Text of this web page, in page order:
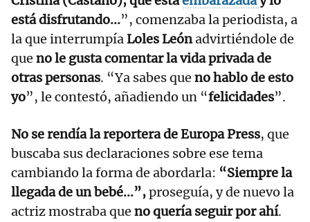
está disfrutando...”, comenzaba la periodista, a
la que interrumpíaLoles Leónadvirtiéndole de
que no le gusta comentar la vida privada de
otras personas. “Ya sabes que no hablo de esto
yo”, le contestó, añadiendo un “felicidades”.
No se rendía la reportera de Europa Press, que
buscaba sus declaraciones sobre ese tema
cambiando la forma de abordarla: “Siempre la
llegada de un bebé...”,proseguía, y de nuevo la
actriz mostraba que no quería seguir por ahí.